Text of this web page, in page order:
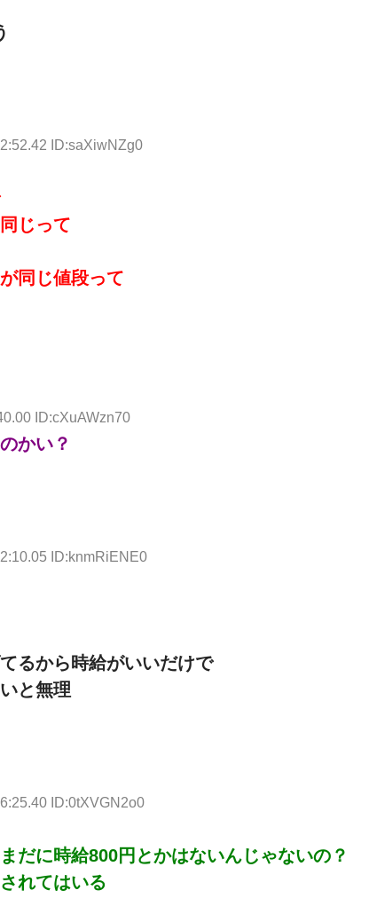
ID:saXiwNZg0
じって
同じ値段って
ID:cXuAWzn70
かい？
ID:knmRiENE0
るから時給がいいだけで
と無理
ID:0tXVGN2o0
だに時給800円とかはないんじゃないの？
れてはいる